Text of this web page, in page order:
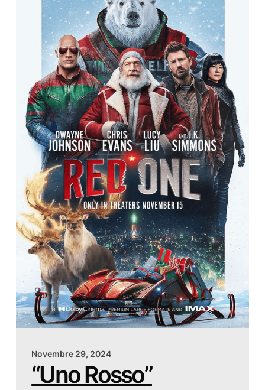
Novembre 29, 2024
“Uno Rosso”